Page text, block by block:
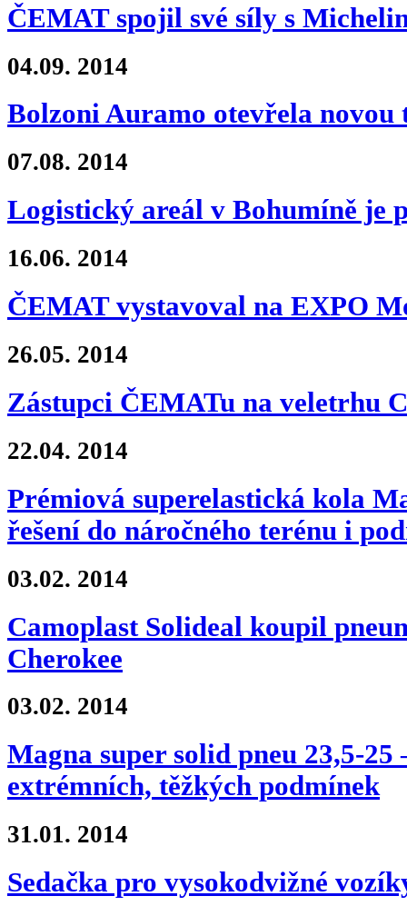
ČEMAT spojil své síly s
04.09. 2014
Bolzoni Auramo otevřela novou
07.08. 2014
Logistický areál v Bohumíně je
16.06. 2014
ČEMAT vystavoval na EXPO
26.05. 2014
Zástupci ČEMATu na veletrhu
22.04. 2014
Prémiová superelastická kola
řešení do náročného terénu i
03.02. 2014
Camoplast Solideal koupil
Cherokee
03.02. 2014
Magna super solid pneu 23,5-25
extrémních, těžkých podmínek
31.01. 2014
Sedačka pro vysokodvižné